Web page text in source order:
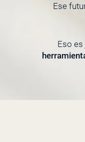
Ese
Eso